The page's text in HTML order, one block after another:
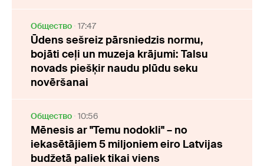
Oбщество 17:47
Ūdens sešreiz pārsniedzis normu,
bojāti ceļi un muzeja krājumi: Talsu
novads piešķir naudu plūdu seku
novēršanai
Oбщество 10:56
Mēnesis ar "Temu nodokli" – no
iekasētājiem 5 miljoniem eiro Latvijas
budžetā paliek tikai viens